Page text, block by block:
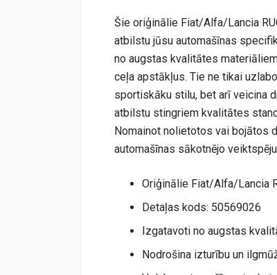
Šie oriģinālie Fiat/Alfa/Lancia
atbilstu jūsu automašīnas
no augstas kvalitātes
ceļa apstākļus. Tie ne tikai
sportiskāku stilu, bet arī veicina
atbilstu stingriem kvalitātes
Nomainot nolietotos vai bojātos
automašīnas sākotnējo
Oriģinālie Fiat/Alfa/Lancia
Detaļas kods: 50569026
Izgatavoti no augstas
Nodrošina izturību un